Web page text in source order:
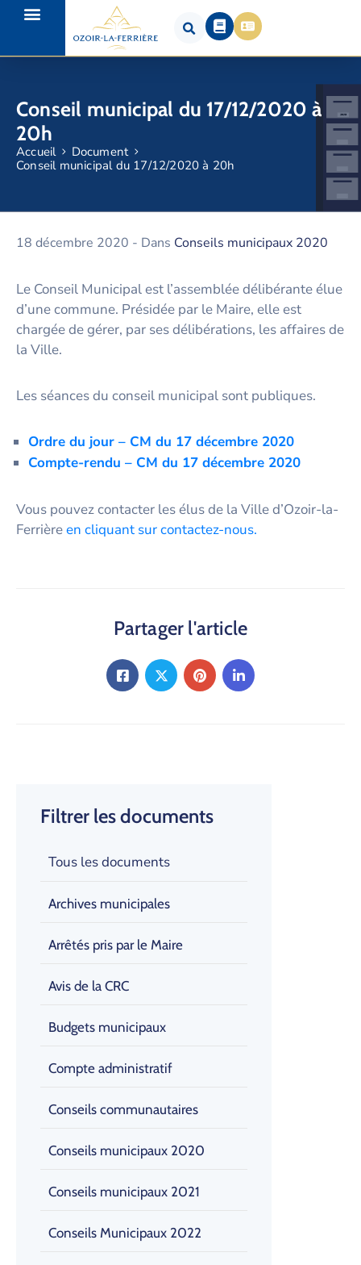
Conseil municipal du 17/12/2020 à
20h
Accueil
Document
Conseil municipal du 17/12/2020 à 20h
Filtrer les documents
Tous les documents
Archives municipales
Arrêtés pris par le Maire
Avis de la CRC
Budgets municipaux
Compte administratif
Conseils communautaires
Conseils municipaux 2020
Conseils municipaux 2021
Conseils Municipaux 2022
18 décembre 2020 - Dans Conseils municipaux 2020
Le Conseil Municipal est l’assemblée délibérante élue
d’une commune. Présidée par le Maire, elle est
chargée de gérer, par ses délibérations, les affaires de
la Ville.
Les séances du conseil municipal sont publiques.
Ordre du jour – CM du 17 décembre 2020
Compte-rendu – CM du 17 décembre 2020
Vous pouvez contacter les élus de la Ville d’Ozoir-la-
Ferrièreen cliquant sur contactez-nous.
Partager l'article